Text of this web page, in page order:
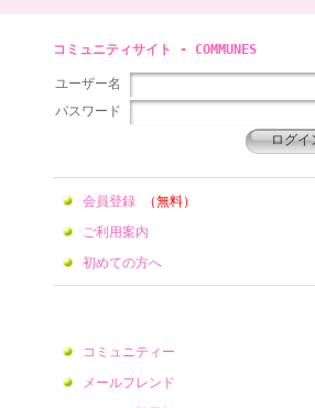
コミュニティサイト - COMMUNES
ユーザー名
パスワード
会員登録
（無料）
ご利用案内
初めての方へ
コミュニティー
メールフレンド